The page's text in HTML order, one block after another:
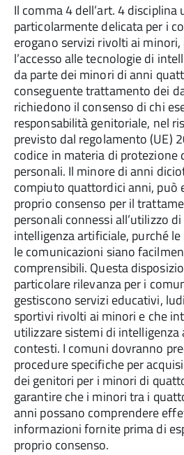
Il comma 4 dell’art. 4 disciplina
particolarmente delicata per i
erogano servizi rivolti ai
l’accesso alle tecnologie di
da parte dei minori di anni
conseguente trattamento dei
richiedono il consenso di chi
responsabilità genitoriale, nel
previsto dal regolamento (UE)
codice in materia di protezione
personali. Il minore di anni
compiuto quattordici anni, può
proprio consenso per il
personali connessi all’utilizzo
intelligenza artificiale, purché
le comunicazioni siano
comprensibili. Questa
particolare rilevanza per i
gestiscono servizi educativi,
sportivi rivolti ai minori e che
utilizzare sistemi di
contesti. I comuni dovranno
procedure specifiche per
dei genitori per i minori di
garantire che i minori tra i
anni possano comprendere
informazioni fornite prima di
proprio consenso.